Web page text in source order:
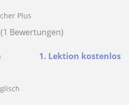
1. Lektion kostenlos
Plus
(1 Bewertungen)